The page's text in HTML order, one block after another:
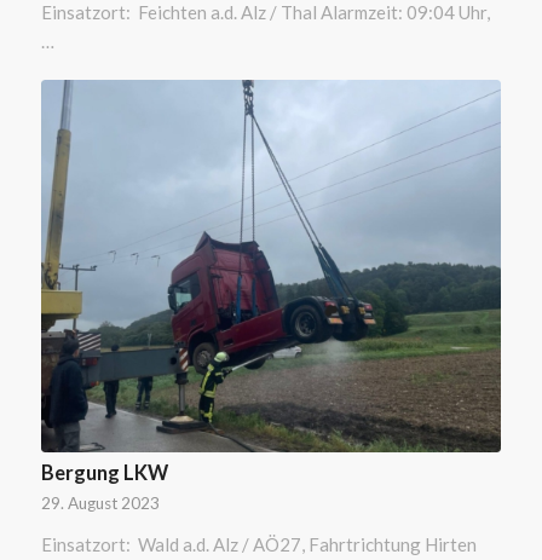
Einsatzort: Feichten a.d. Alz / Thal Alarmzeit: 09:04 Uhr,
…
Bergung LKW
29. August 2023
Einsatzort: Wald a.d. Alz / AÖ27, Fahrtrichtung Hirten